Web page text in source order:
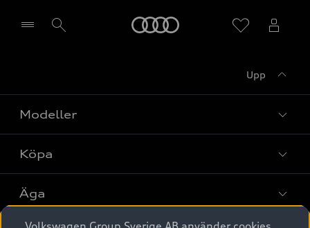
Upp
Modeller
Alla modeller
Elbilar
Köpa
Privaterbjudanden
Äga